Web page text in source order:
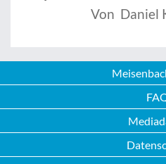
Von Daniel